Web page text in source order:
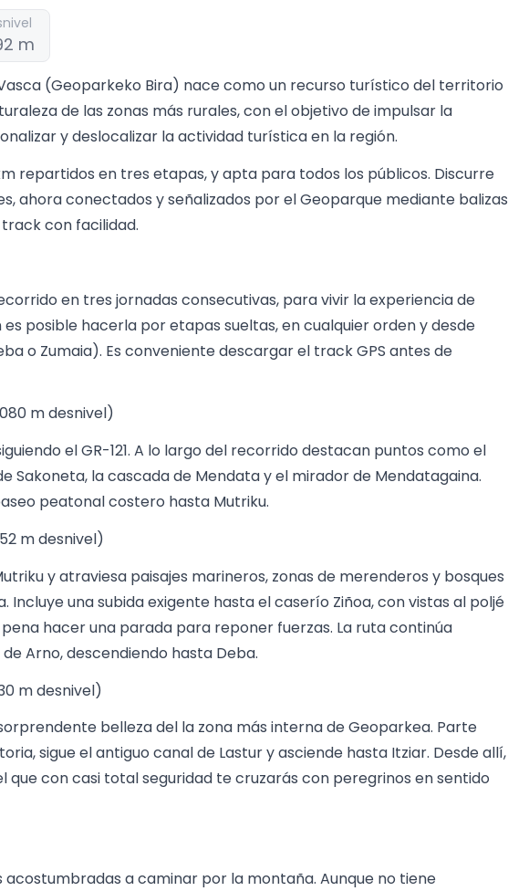
m
(Geoparkeko Bira) nace como un recurso turístico del territorio
de las zonas más rurales, con el objetivo de impulsar la
y deslocalizar la actividad turística en la región.
repartidos en tres etapas, y apta para todos los públicos. Discurre
ahora conectados y señalizados por el Geoparque mediante balizas
con facilidad.
en tres jornadas consecutivas, para vivir la experiencia de
posible hacerla por etapas sueltas, en cualquier orden y desde
o Zumaia). Es conveniente descargar el track GPS antes de
m desnivel)
el GR-121. A lo largo del recorrido destacan puntos como el
Sakoneta, la cascada de Mendata y el mirador de Mendatagaina.
peatonal costero hasta Mutriku.
m desnivel)
y atraviesa paisajes marineros, zonas de merenderos y bosques
Incluye una subida exigente hasta el caserío Ziñoa, con vistas al poljé
hacer una parada para reponer fuerzas. La ruta continúa
Arno, descendiendo hasta Deba.
m desnivel)
belleza del la zona más interna de Geoparkea. Parte
sigue el antiguo canal de Lastur y asciende hasta Itziar. Desde allí,
que con casi total seguridad te cruzarás con peregrinos en sentido
a caminar por la montaña. Aunque no tiene